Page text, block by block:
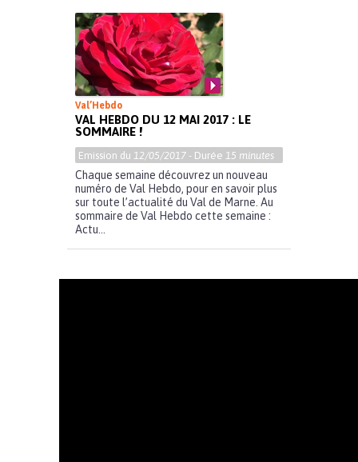
Val’Hebdo
VAL HEBDO DU 12 MAI 2017 : LE
SOMMAIRE !
Emission du 12/05/2017 - Durée 15 minutes
Chaque semaine découvrez un nouveau
numéro de Val Hebdo, pour en savoir plus
sur toute l’actualité du Val de Marne. Au
sommaire de Val Hebdo cette semaine :
Actu...